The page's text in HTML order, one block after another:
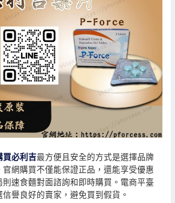
買必利吉最方便且安全的方式是選擇品牌
網購買不僅能保證正品，還能享受優惠
速食麵對面諮詢和即時購買。電商平臺
譽良好的賣家，避免買到假貨。